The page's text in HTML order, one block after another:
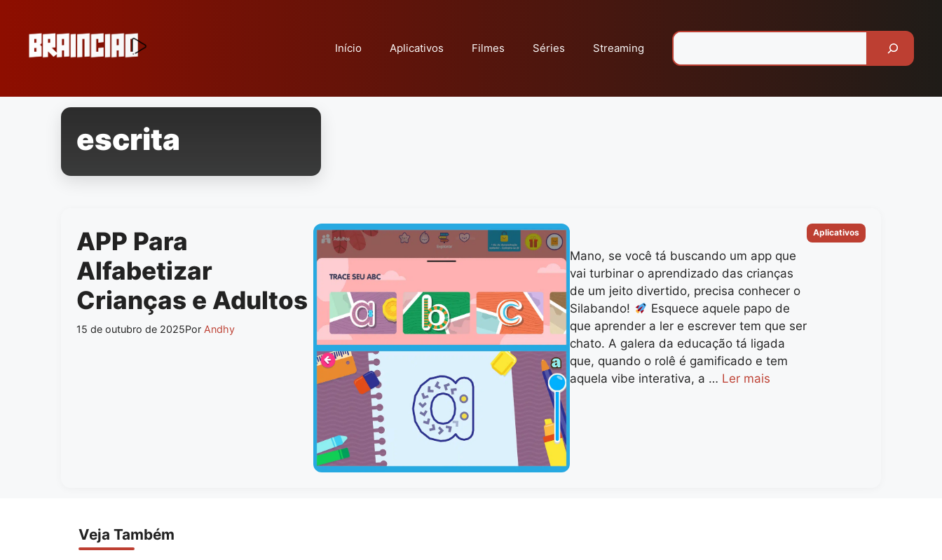
conteúdo
Início Aplicativos Filmes Séries Streaming
escrita
APP Para
Alfabetizar
Crianças e Adultos
15 de outubro de 2025Por Andhy
Mano, se você tá buscando um app que
vai turbinar o aprendizado das crianças
de um jeito divertido, precisa conhecer o
Silabando!
Esquece aquele papo de
que aprender a ler e escrever tem que ser
chato. A galera da educação tá ligada
que, quando o rolê é gamificado e tem
aquela vibe interativa, a … Ler mais
Categorias
Aplicativos
Veja Também